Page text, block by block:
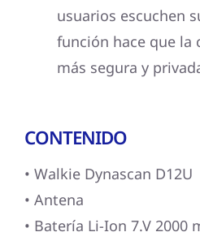
usuarios escuchen
función hace que la
más segura y
CONTENIDO
• Walkie Dynascan D12U
• Antena
• Batería Li-Ion 7.V 2000